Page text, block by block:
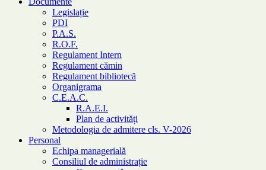
Legislație
PDI
P.A.S.
R.O.F.
Regulament Intern
Regulament cămin
Regulament bibliotecă
Organigrama
C.E.A.C.
R.A.E.I.
Plan de activități
Metodologia de admitere cls. V-2026
Personal
Echipa managerială
Consiliul de administrație